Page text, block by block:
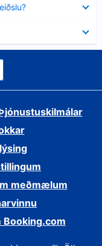
meðmælum
Booking.com